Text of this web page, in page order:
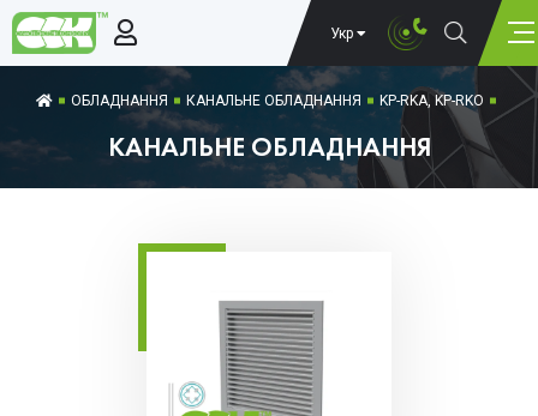
Укр
ОБЛАДНАННЯ КАНАЛЬНЕ ОБЛАДНАННЯ KP-RKA, KP-RKO
КАНАЛЬНЕ ОБЛАДНАННЯ